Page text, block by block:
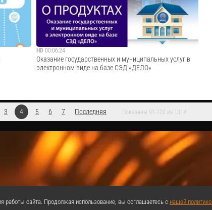
«Архивное ДЕЛО» предоставляет все необходи...
Cмотреть видео
для
HD 00:06:24
Оказание государственных и муниципальных услуг в
электронном виде на базе СЭД «ДЕЛО»
базе системы электронного документооборота «ДЕЛО»
позволяет перевести в электронную форму процесс
оказания услуг на всех уровнях – федеральном,
региональном и муниципальном. Это обеспеч...
Cмотреть видео
3 4 5 6 7 Последняя Показаны 91-120 из 1314
сайта. Продолжая использование, вы соглашаетесь с нашей